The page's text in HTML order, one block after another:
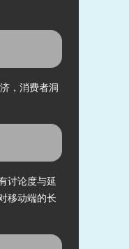
，消费者洞
讨论度与延
移动端的长